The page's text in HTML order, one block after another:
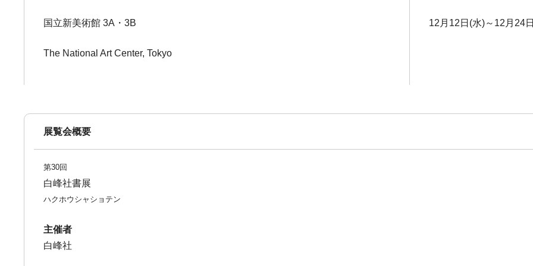
国立新美術館 3A・3B
The National Art Center, Tokyo
12月12日(水)～12月24
展覧会概要
第30回
白峰社書展
ハクホウシャショテン
主催者
白峰社